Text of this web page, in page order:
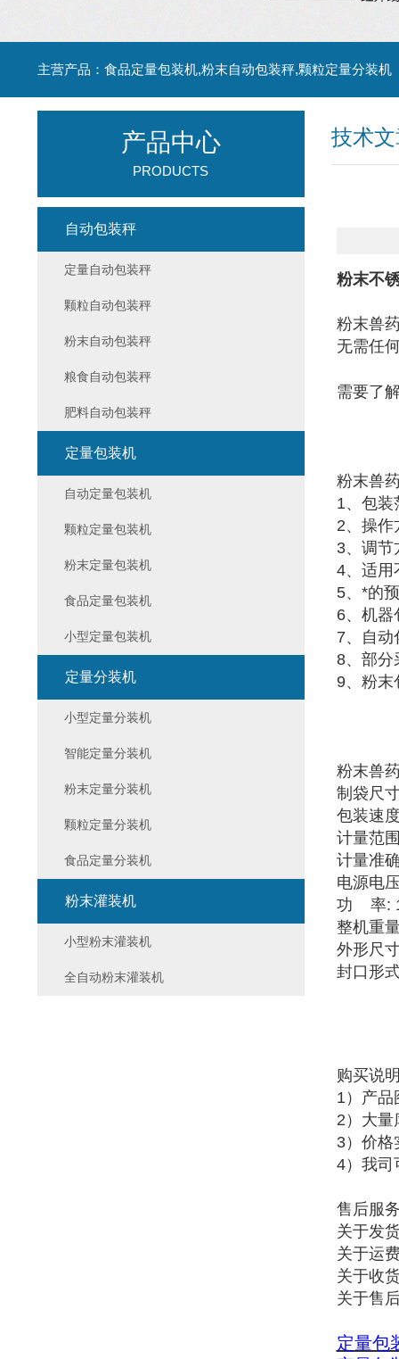
主营产品：食品定量包装机,粉末自动包装秤,颗粒定量分装机
技术
粉末不
粉末兽
无需任
需要了
粉末兽
1、包装
2、操作
3、调节
4、适用
5、*的
6、机器
7、自动
8、部分
9、粉末
粉末兽
制袋尺
包装速
计量范
计量准
电源电
功 率:
整机重
外形尺
封口形
购买说
1）产品
2）大量
3）价格
4）我司
售后服
关于发
关于运
关于收
关于售
定量包
产品中心
PRODUCTS
自动包装秤
定量自动包装秤
颗粒自动包装秤
粉末自动包装秤
粮食自动包装秤
肥料自动包装秤
定量包装机
自动定量包装机
颗粒定量包装机
粉末定量包装机
食品定量包装机
小型定量包装机
定量分装机
小型定量分装机
智能定量分装机
粉末定量分装机
颗粒定量分装机
食品定量分装机
粉末灌装机
小型粉末灌装机
全自动粉末灌装机